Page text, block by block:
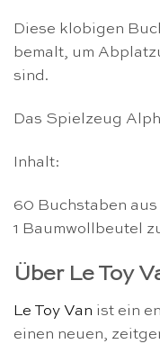
Diese klobigen
bemalt, um
sind.
Das Spielzeug
Inhalt:
60 Buchstaben aus
1 Baumwollbeutel
Über Le Toy
Le Toy Van ist ein
einen neuen,